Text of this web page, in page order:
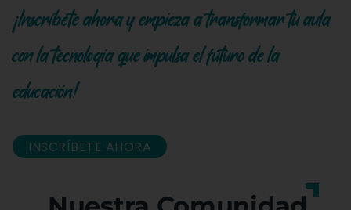
¡Inscríbete ahora y empieza a transformar tu aula
con la tecnología que impulsa el futuro de la
educación!
INSCRÍBETE AHORA